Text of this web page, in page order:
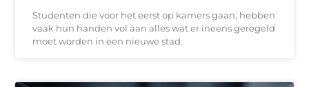
Studenten die voor het eerst op kamers gaan, hebben
vaak hun handen vol aan alles wat er ineens geregeld
moet worden in een nieuwe stad.